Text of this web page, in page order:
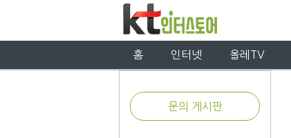
홈 인터넷 올레TV
문의 게시판